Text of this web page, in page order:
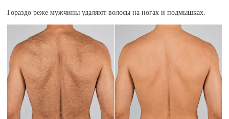
Гораздо реже мужчины удаляют волосы на ногах и подмышках.